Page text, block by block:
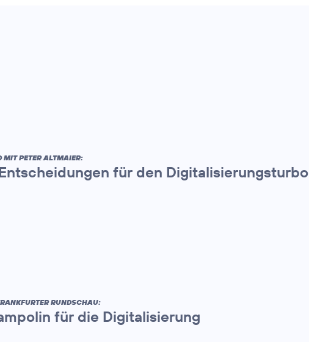
MIT PETER ALTMAIER:
für den Digitalisierungsturbo
RUNDSCHAU:
für die Digitalisierung